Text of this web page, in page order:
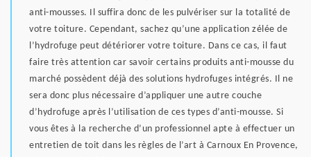
anti-mousses. Il suffira donc de les pulvériser sur la totalité de
votre toiture. Cependant, sachez qu’une application zélée de
l’hydrofuge peut détériorer votre toiture. Dans ce cas, il faut
faire très attention car savoir certains produits anti-mousse du
marché possèdent déjà des solutions hydrofuges intégrés. Il ne
sera donc plus nécessaire d’appliquer une autre couche
d’hydrofuge après l’utilisation de ces types d’anti-mousse. Si
vous êtes à la recherche d’un professionnel apte à effectuer un
entretien de toit dans les règles de l’art à Carnoux En Provence,